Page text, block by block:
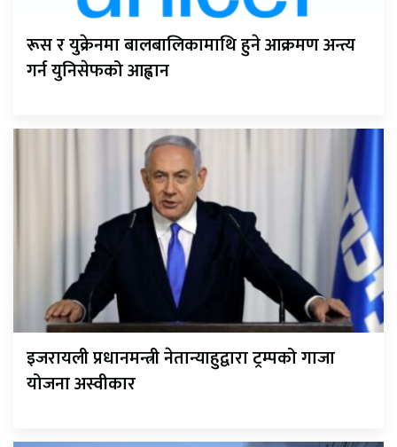
रूस र युक्रेनमा बालबालिकामाथि हुने आक्रमण अन्त्य
गर्न युनिसेफको आह्वान
इजरायली प्रधानमन्त्री नेतान्याहुद्वारा ट्रम्पको गाजा
योजना अस्वीकार